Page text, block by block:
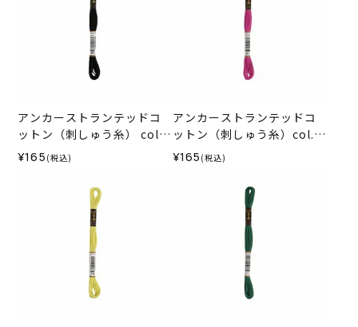
アンカーストランテッドコ
ットン（刺しゅう糸） col.4
03
¥165 (税込)
アンカーストランテッドコ
ットン（刺しゅう糸）col.0
088
¥165 (税込)